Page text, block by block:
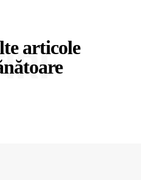
articole